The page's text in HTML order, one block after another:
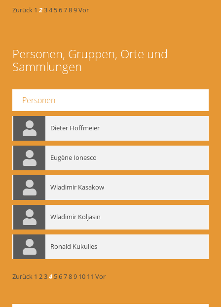
Zurück 1 234 56789Vor
Personen, Gruppen, Orte und
Sammlungen
Personen
Dieter Hoffmeier
Eugène Ionesco
Wladimir Kasakow
Wladimir Koljasin
Ronald Kukulies
Zurück 1 234 56789 10 11 Vor